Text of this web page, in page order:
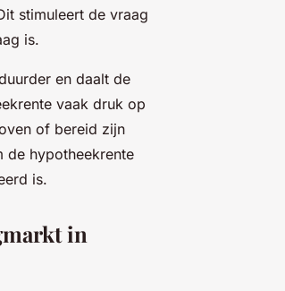
stimuleert de vraag
is.
en daalt de
vaak druk op
of bereid zijn
de hypotheekrente
is.
in